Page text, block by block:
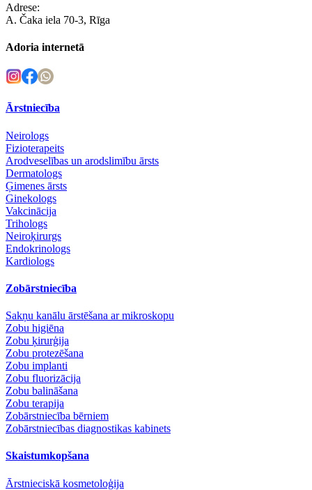
Adrese:
A. Čaka iela 70-3, Rīga
Adoria internetā
Ārstniecība
Neirologs
Fizioterapeits
Arodveselības un arodslimību ārsts
Dermatologs
Ģimenes ārsts
Ginekologs
Vakcinācija
Trihologs
Neiroķirurgs
Endokrinologs
Kardiologs
Zobārstniecība
Sakņu kanālu ārstēšana ar mikroskopu
Zobu higiēna
Zobu ķirurģija
Zobu protezēšana
Zobu implanti
Zobu fluorizācija
Zobu balināšana
Zobu terapija
Zobārstniecība bērniem
Zobārstniecības diagnostikas kabinets
Skaistumkopšana
Ārstnieciskā kosmetoloģija